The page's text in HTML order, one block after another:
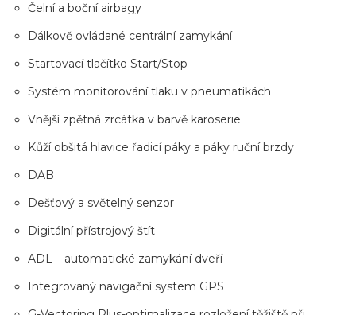
Čelní a boční airbagy
Dálkově ovládané centrální zamykání
Startovací tlačítko Start/Stop
Systém monitorování tlaku v pneumatikách
Vnější zpětná zrcátka v barvě karoserie
Kůží obšitá hlavice řadicí páky a páky ruční brzdy
DAB
Dešťový a světelný senzor
Digitální přístrojový štít
ADL – automatické zamykání dveří
Integrovaný navigační system GPS